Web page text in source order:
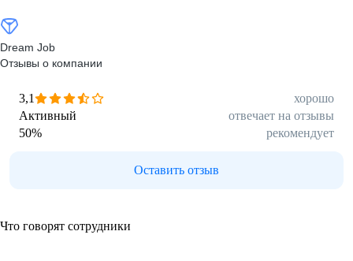
Dream Job
Отзывы о компании
3,1
хорошо
Активный
отвечает на отзывы
50% рекомендует
Оставить отзыв
Что говорят сотрудники